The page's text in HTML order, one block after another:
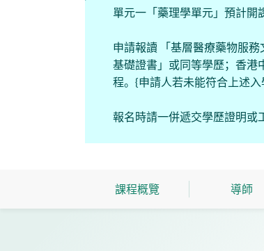
單元一「藥理學單元」預計開
申請報讀 「基層醫療藥物服
基礎證書」或同等學歷；香港
程。{申請人若未能符合上述
報名時請一併遞交學歷證明或
課程概覽 導師